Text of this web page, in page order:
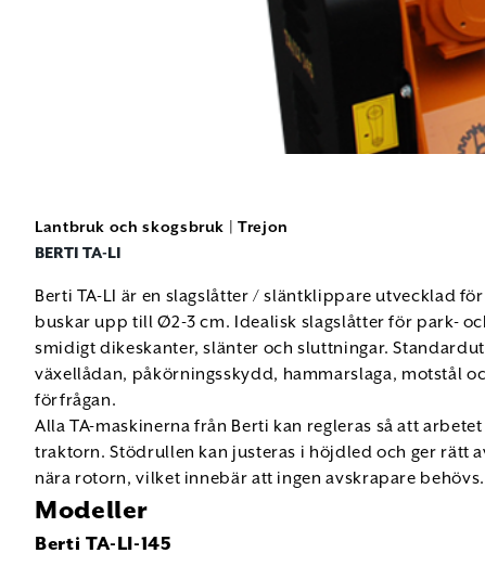
Lantbruk och skogsbruk |Trejon
BERTI TA-LI
Berti TA-LI är en slagslåtter / släntklippare utvecklad
buskar upp till Ø2-3 cm. Idealisk slagslåtter för park-
smidigt dikeskanter, slänter och sluttningar.
växellådan, påkörningsskydd, hammarslaga, motstål
förfrågan.
Alla TA-maskinerna från Berti kan regleras så att
traktorn. Stödrullen kan justeras i höjdled och ger rätt
nära rotorn, vilket innebär att ingen avskrapare behövs.
Modeller
Berti TA-LI-145